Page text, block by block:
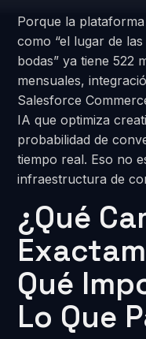
Porque la
como “el lugar de
bodas” ya tiene 522
mensuales,
Salesforce
IA que optimiza
probabilidad de
tiempo real. Eso no
infraestructura de
¿Qué
Qué
Lo Que